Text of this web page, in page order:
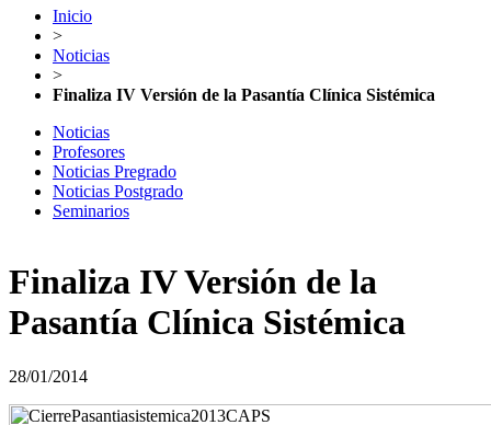
Inicio
>
Noticias
>
Finaliza IV Versión de la Pasantía Clínica Sistémica
Noticias
Profesores
Noticias Pregrado
Noticias Postgrado
Seminarios
Finaliza IV Versión de la
Pasantía Clínica Sistémica
28/01/2014